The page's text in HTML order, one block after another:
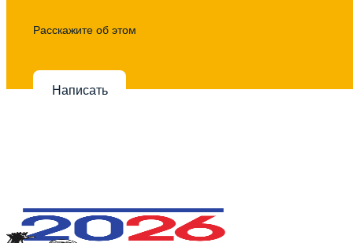
Расскажите об этом
Написать